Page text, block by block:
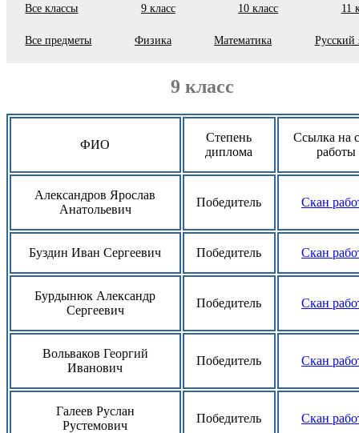
Все классы 9 класс 10 класс 11
Все предметы Физика Математика Русский
9 класс
ФИО
Степень
диплома
Ссылка на
работы
Александров Ярослав
Анатольевич
Победитель Скан
Буздин Иван Сергеевич Победитель Скан
Бурдынюк Александр
Сергеевич
Победитель Скан
Вольваков Георгий
Иванович
Победитель Скан
Галеев Руслан
Рустемович
Победитель Скан